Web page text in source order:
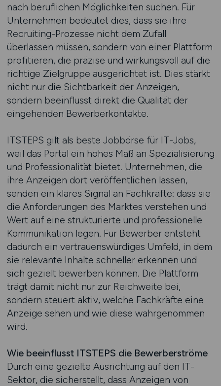
nach beruflichen Möglichkeiten suchen. Für
Unternehmen bedeutet dies, dass sie ihre
Recruiting-Prozesse nicht dem Zufall
überlassen müssen, sondern von einer Plattform
profitieren, die präzise und wirkungsvoll auf die
richtige Zielgruppe ausgerichtet ist. Dies stärkt
nicht nur die Sichtbarkeit der Anzeigen,
sondern beeinflusst direkt die Qualität der
eingehenden Bewerberkontakte.
ITSTEPS gilt als beste Jobbörse für IT-Jobs,
weil das Portal ein hohes Maß an Spezialisierung
und Professionalität bietet. Unternehmen, die
ihre Anzeigen dort veröffentlichen lassen,
senden ein klares Signal an Fachkräfte: dass sie
die Anforderungen des Marktes verstehen und
Wert auf eine strukturierte und professionelle
Kommunikation legen. Für Bewerber entsteht
dadurch ein vertrauenswürdiges Umfeld, in dem
sie relevante Inhalte schneller erkennen und
sich gezielt bewerben können. Die Plattform
trägt damit nicht nur zur Reichweite bei,
sondern steuert aktiv, welche Fachkräfte eine
Anzeige sehen und wie diese wahrgenommen
wird.
Wie beeinflusst ITSTEPS die Bewerberströme
Durch eine gezielte Ausrichtung auf den IT-
Sektor, die sicherstellt, dass Anzeigen von